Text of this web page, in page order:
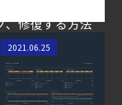
しない統合プラットフォ
、修復する方法
Blackbox exporter
とSysdigによるアベ
イラビリティメトリ
クスの監視
2021.06.25